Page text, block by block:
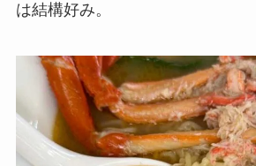
は結構好み。